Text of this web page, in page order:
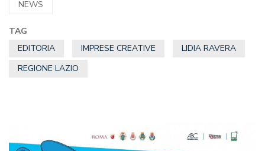
NEWS
TAG
EDITORIA
IMPRESE CREATIVE
LIDIA RAVERA
REGIONE LAZIO